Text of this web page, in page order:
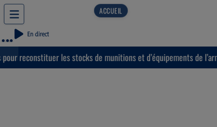
En direct
reconstituer les stocks de munitions et d’équipements de